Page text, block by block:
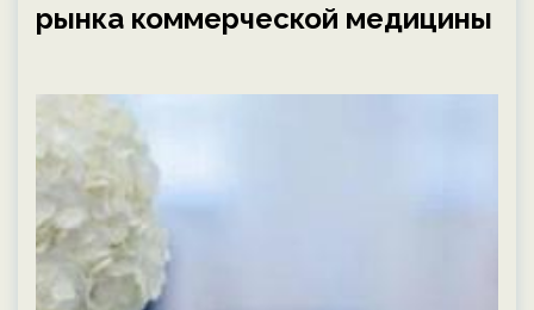
рынка коммерческой медицины